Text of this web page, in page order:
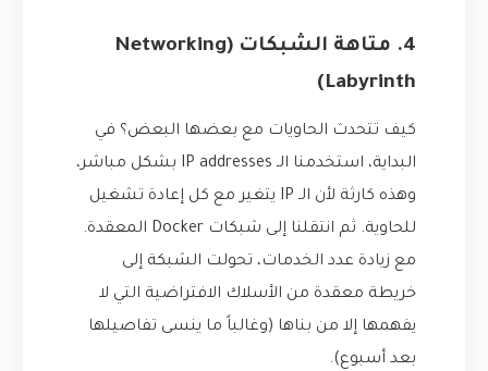
4. متاهة الشبكات (Networking
Labyrinth)
كيف تتحدث الحاويات مع بعضها البعض؟ في
البداية، استخدمنا الـ IP addresses بشكل مباشر،
وهذه كارثة لأن الـ IP يتغير مع كل إعادة تشغيل
للحاوية. ثم انتقلنا إلى شبكات Docker المعقدة.
مع زيادة عدد الخدمات، تحولت الشبكة إلى
خريطة معقدة من الأسلاك الافتراضية التي لا
يفهمها إلا من بناها (وغالباً ما ينسى تفاصيلها
بعد أسبوع).